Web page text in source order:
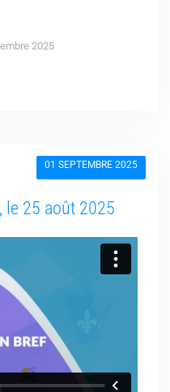
2025
01 SEPTEMBRE 2025
le 25 août 2025